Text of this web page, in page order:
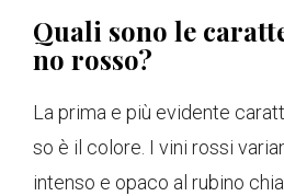
Quali sono le
no rosso?
La prima e più evidente
so è il colore. I vini rossi
intenso e opaco al rubino